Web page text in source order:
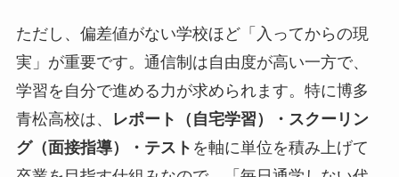
ただし、偏差値がない学校ほど「入ってからの現
実」が重要です。通信制は自由度が高い一方で、
学習を自分で進める力が求められます。特に博多
青松高校は、
レポート（自宅学習）・スクーリン
グ（面接指導）・テスト を軸に単位を積み上げて